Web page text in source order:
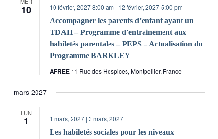
10
Accompagner les parents d’enfant ayant un
TDAH – Programme d’entrainement aux
habiletés parentales – PEPS – Actualisation du
Programme BARKLEY
10 février, 2027-8:00 am | 12 février, 2027-5:00 pm
AFREE 11 Rue des Hospices, Montpellier, France
mars 2027
LUN
1
Les habiletés sociales pour les niveaux
1 mars, 2027| 3 mars, 2027